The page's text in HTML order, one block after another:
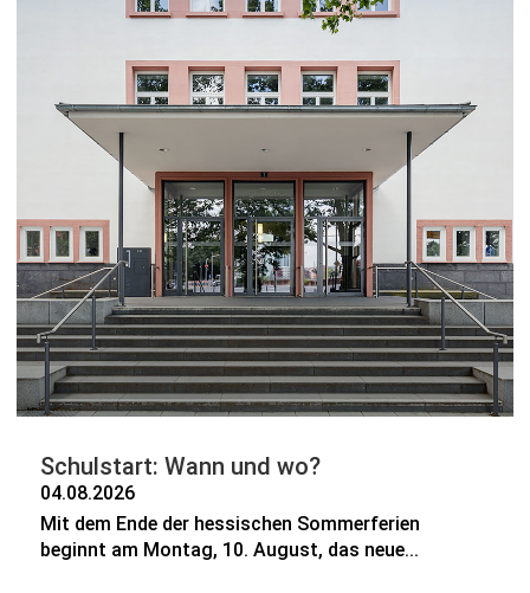
Schulstart: Wann und wo?
04.08.2026
Mit dem Ende der hessischen Sommerferien
beginnt am Montag, 10. August, das neue...